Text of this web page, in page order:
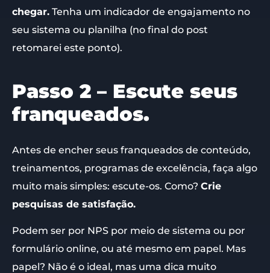
chegar. Tenha um indicador de engajamento no
seu sistema ou planilha (no final do post
retomarei este ponto).
Passo 2 – Escute seus
franqueados.
Antes de encher seus franqueados de conteúdo,
treinamentos, programas de excelência, faça algo
muito mais simples: escute-os. Como? Crie
pesquisas de satisfação.
Podem ser por NPS por meio de sistema ou por
formulário online, ou até mesmo em papel. Mas
papel? Não é o ideal, mas uma dica muito